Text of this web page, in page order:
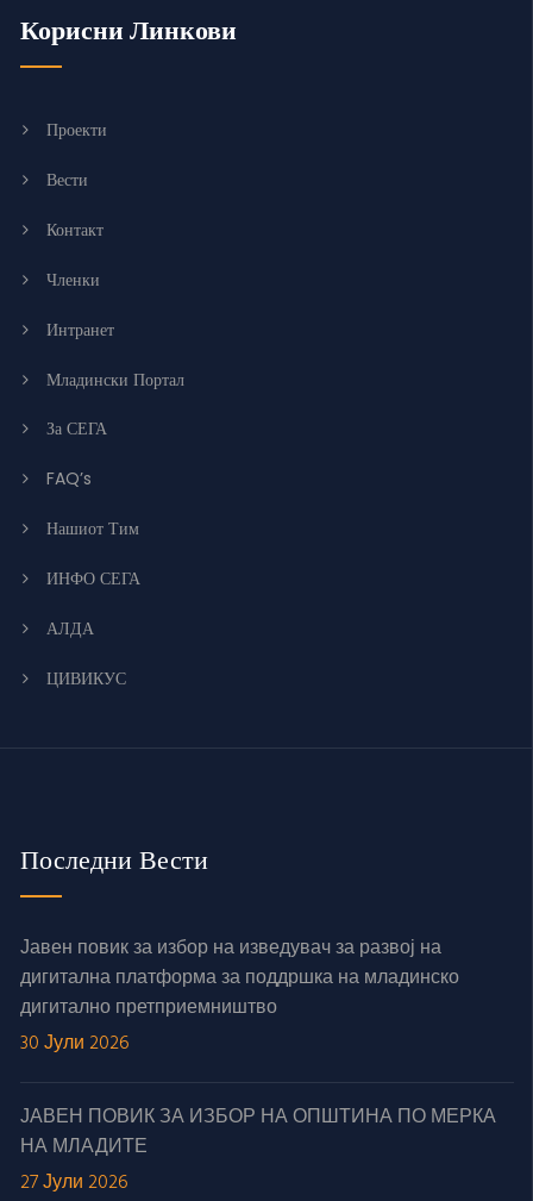
Корисни Линкови
Проекти
Вести
Контакт
Членки
Интранет
Младински Портал
За СЕГА
FAQ’s
Нашиот Тим
ИНФО СЕГА
АЛДА
ЦИВИКУС
Последни Вести
Јавен повик за избор на изведувач за развој на
дигитална платформа за поддршка на младинско
дигитално претприемништво
30 Јули 2026
ЈАВЕН ПОВИК ЗА ИЗБОР НА ОПШТИНА ПО МЕРКА
НА МЛАДИТЕ
27 Јули 2026